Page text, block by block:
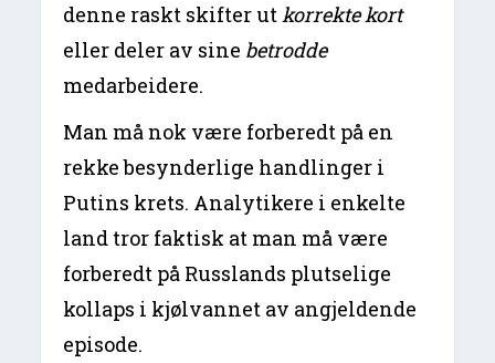
denne raskt skifter utkorrekte kort
eller deler av sine betrodde
medarbeidere.
Man må nok være forberedt på en
rekke besynderlige handlinger i
Putins krets. Analytikere i enkelte
land tror faktisk at man må være
forberedt på Russlands plutselige
kollaps i kjølvannet av angjeldende
episode.